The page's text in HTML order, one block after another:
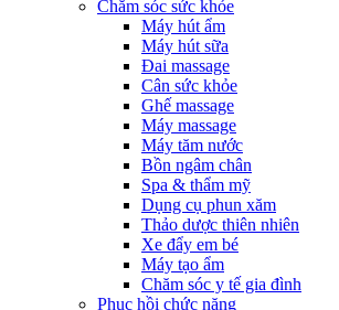
Chăm sóc sức khỏe
Máy hút ẩm
Máy hút sữa
Đai massage
Cân sức khỏe
Ghế massage
Máy massage
Máy tăm nước
Bồn ngâm chân
Spa & thẩm mỹ
Dụng cụ phun xăm
Thảo dược thiên nhiên
Xe đẩy em bé
Máy tạo ẩm
Chăm sóc y tế gia đình
Phục hồi chức năng